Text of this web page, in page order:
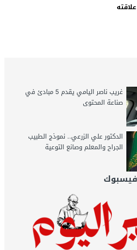
غريب ناصر اليامي يقدم 5 مبادئ في
صناعة المحتوى
الدكتور علي الزرعي.. نموذج الطبيب
الجراح والمعلم وصانع التوعية
فيسبوك